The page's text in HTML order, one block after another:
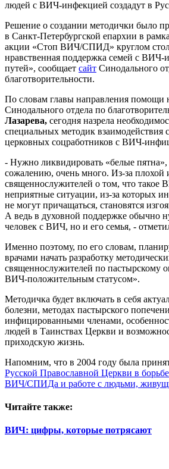
людей с ВИЧ-инфекцией создадут в
Решение о создании методички было
в Санкт-Петербургской епархии в
акции «Стоп ВИЧ/СПИД» круглом
нравственная поддержка семей с ВИЧ-
путей», сообщает сайт Синодального
благотворительности.
По словам главы направления помощи
Синодального отдела по
Лазарева, сегодня назрела
специальных методик взаимодействия
церковных соцработников с ВИЧ-
- Нужно ликвидировать «белые
сожалению, очень много. Из-за плохой
священнослужителей о том, что такое
неприятные ситуации, из-за которых
не могут причащаться, становятся
А ведь в духовной поддержке обычно
человек с ВИЧ, но и его семья, -
Именно поэтому, по его словам,
врачами начать разработку
священнослужителей по пастырскому
ВИЧ-положительным статусом».
Методичка будет включать в себя
болезни, методах пастырского
инфицированными членами,
людей в Таинствах Церкви и
приходскую жизнь.
Напомним, что в 2004 году была
Русской Православной Церкви в
ВИЧ/СПИДа и работе с людьми,
Читайте также:
ВИЧ: цифры, которые потрясают